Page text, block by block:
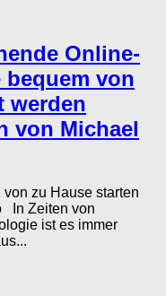
Online-
bequem von
werden
von Michael
zu Hause starten
Zeiten von
ist es immer